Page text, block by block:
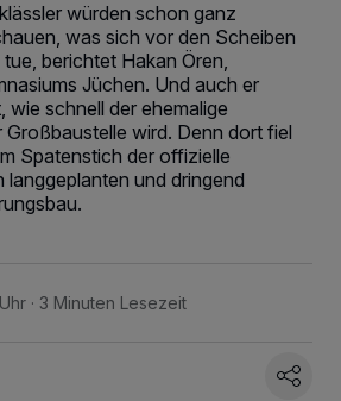
würden schon ganz
was sich vor den Scheiben
berichtet Hakan Ören,
Jüchen. Und auch er
wie schnell der ehemalige
Großbaustelle wird. Denn dort fiel
Spatenstich der offizielle
und dringend
3 Minuten Lesezeit